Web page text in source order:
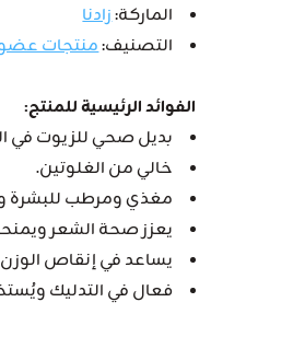
الماركة:زادنا
التصنيف:منتجات
الفوائد الرئيسية للمنتج:
بديل صحي للزيوت في
خالي من الغلوتين.
مغذي ومرطب للبشرة
يعزز صحة الشعر
يساعد في إنقاص
فعال في التدليك